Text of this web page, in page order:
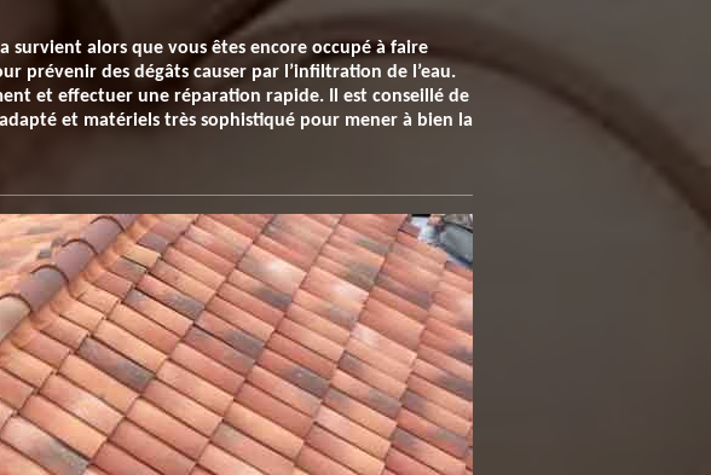
survient alors que vous êtes encore occupé à faire
prévenir des dégâts causer par l’infiltration de l’eau.
et effectuer une réparation rapide. Il est conseillé de
et matériels très sophistiqué pour mener à bien la